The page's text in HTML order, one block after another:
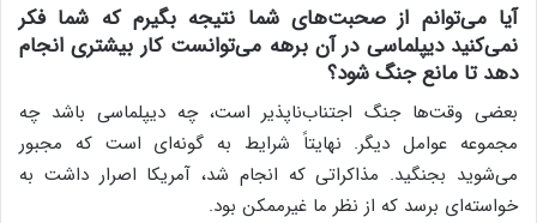
آیا می‌توانم از صحبت‌های شما نتیجه بگیرم که شما فکر
نمی‌کنید دیپلماسی در آن برهه می‌توانست کار بیشتری انجام
دهد تا مانع جنگ شود؟
بعضی وقت‌ها جنگ اجتناب‌ناپذیر است، چه دیپلماسی باشد چه
مجموعه عوامل دیگر. نهایتاً شرایط به گونه‌ای است که مجبور
می‌شوید بجنگید. مذاکراتی که انجام شد، آمریکا اصرار داشت به
خواسته‌ای برسد که از نظر ما غیرممکن بود.